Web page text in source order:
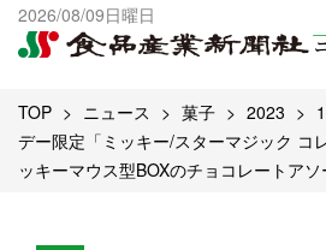
2026/08/09日曜日
出版物一覧へ
試読・購読申し込み
TOP ニュース 菓子 2023
デー限定「ミッキー/スターマジック コ
ッキーマウス型BOXのチョコレートアソ